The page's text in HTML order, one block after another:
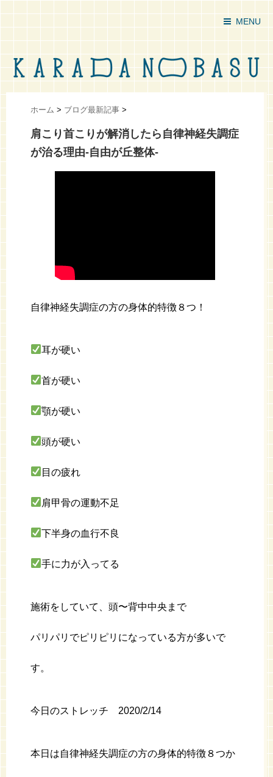
MENU
ホーム > ブログ最新記事 >
肩こり首こりが解消したら自律神経失調症
が治る理由-自由が丘整体-
自律神経失調症の方の身体的特徴８つ！
耳が硬い
首が硬い
顎が硬い
頭が硬い
目の疲れ
肩甲骨の運動不足
下半身の血行不良
手に力が入ってる
施術をしていて、頭〜背中中央まで
パリパリでピリピリになっている方が多いで
す。
今日のストレッチ 2020/2/14
本日は自律神経失調症の方の身体的特徴８つか